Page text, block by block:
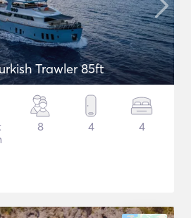
Trawler 85ft
8 4 4